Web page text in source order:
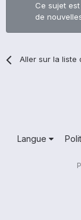
Ce sujet
de
Aller sur la liste
Langue